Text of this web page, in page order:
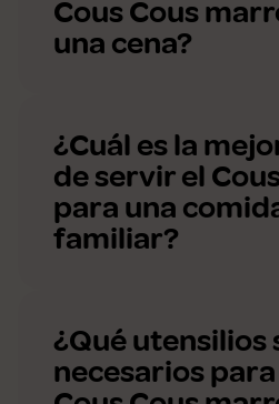
Cous Cous
una cena?
¿Cuál es la
de servir el
para una
familiar?
¿Qué utensilios
necesarios